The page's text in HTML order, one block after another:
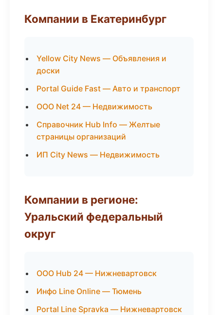
Компании в Екатеринбург
Yellow City News — Объявления и
доски
Portal Guide Fast — Авто и транспорт
ООО Net 24 — Недвижимость
Справочник Hub Info — Желтые
страницы организаций
ИП City News — Недвижимость
Компании в регионе:
Уральский федеральный
округ
ООО Hub 24 — Нижневартовск
Инфо Line Online — Тюмень
Portal Line Spravka — Нижневартовск